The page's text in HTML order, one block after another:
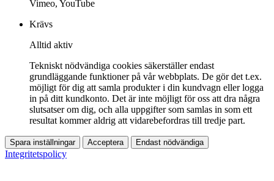
Vimeo, YouTube
Krävs
Alltid aktiv
Tekniskt nödvändiga cookies säkerställer endast
grundläggande funktioner på vår webbplats. De gör det t.ex.
möjligt för dig att samla produkter i din kundvagn eller logga
in på ditt kundkonto. Det är inte möjligt för oss att dra några
slutsatser om dig, och alla uppgifter som samlas in som ett
resultat kommer aldrig att vidarebefordras till tredje part.
Spara inställningar Acceptera Endast nödvändiga
Integritetspolicy